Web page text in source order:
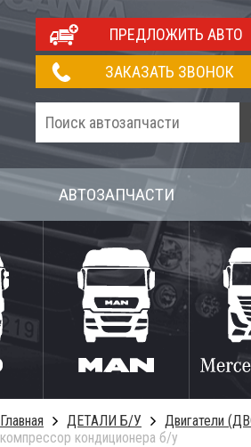
ПРЕДЛОЖИТЬ АВТО
ЗАКАЗАТЬ ЗВОНОК
АВТОЗАПЧАСТИ
Главная ДЕТАЛИ Б/У Двигатели
компрессор кондиционера б/у